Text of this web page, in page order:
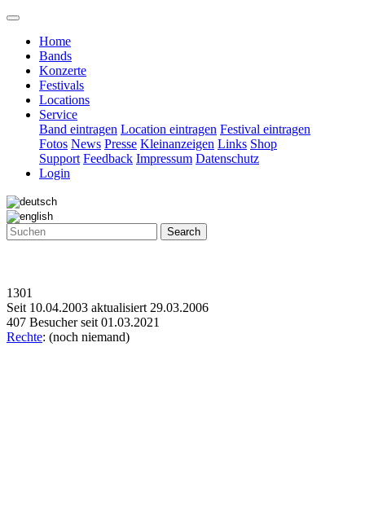
Home
Bands
Konzerte
Festivals
Locations
Service
Band eintragen Location eintragen Festival eintragen
Fotos News Presse Kleinanzeigen Links Shop
Support Feedback Impressum Datenschutz
Login
Search
1301
Seit 10.04.2003 aktualisiert 29.03.2006
407 Besucher seit 01.03.2021
Rechte: (noch niemand)